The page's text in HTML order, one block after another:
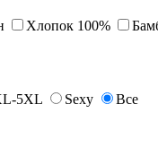
Хлопок 100%
5XL Sexy Все